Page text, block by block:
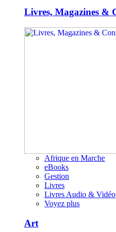
Livres, Magazines &
Afrique en Marche
eBooks
Gestion
Livres
Livres Audio & Vidéo
Voyez plus
Art